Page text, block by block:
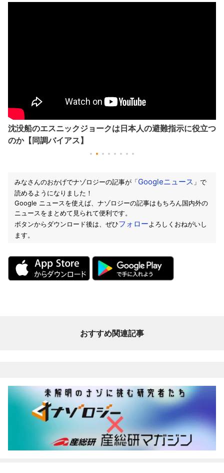
沈没船のエスニックジョークは日本人の避難指示に役立つ
のか【同調バイアス】
みなさんのおかげでナゾロジーの記事が「Googleニュース 」で
読めるようになりました！
Google ニュースを使えば、ナゾロジーの記事はもちろん国内外の
ニュースをまとめて見られて便利です。
ボタンからダウンロード後は、ぜひフォローよろしくおねがいし
ます。
おすすめ関連記事